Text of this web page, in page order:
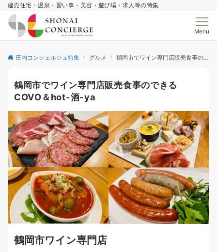
建売住宅・温泉・習い事・美容・遊び場・求人等の特集
Menu
庄内コンシェルジュ特集 グルメ 鶴岡市でワイン専門店販売食事のできるCOVO＆hot-酒-ya
鶴岡市でワイン専門店販売食事のできる
COVO＆hot-酒-ya
鶴岡市ワイン専門店